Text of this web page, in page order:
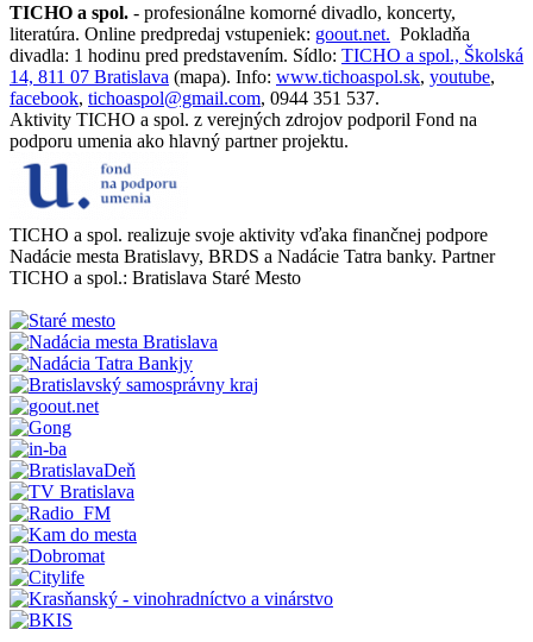
TICHO a spol. - profesionálne komorné divadlo, koncerty,
literatúra. Online predpredaj vstupeniek: goout.net. Pokladňa
divadla: 1 hodinu pred predstavením. Sídlo: TICHO a spol., Školská
14, 811 07 Bratislava (mapa). Info: www.tichoaspol.sk, youtube,
facebook, tichoaspol@gmail.com, 0944 351 537.
Aktivity TICHO a spol. z verejných zdrojov podporil Fond na
podporu umenia ako hlavný partner projektu.
TICHO a spol. realizuje svoje aktivity vďaka finančnej podpore
Nadácie mesta Bratislavy, BRDS a Nadácie Tatra banky. Partner
TICHO a spol.: Bratislava Staré Mesto